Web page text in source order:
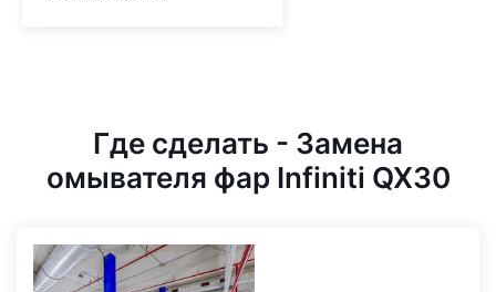
Где сделать - Замена
омывателя фар Infiniti QX30